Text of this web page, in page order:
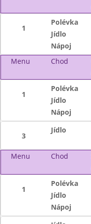
1
Polévka
Jídlo
Nápoj
Menu
Chod
1
Polévka
Jídlo
Nápoj
3
Jídlo
Menu Chod
1
Polévka
Jídlo
Nápoj